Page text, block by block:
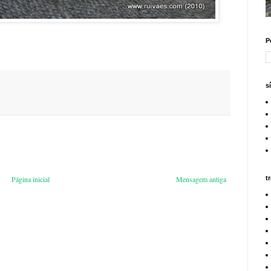
Mensagem antiga
Página inicial